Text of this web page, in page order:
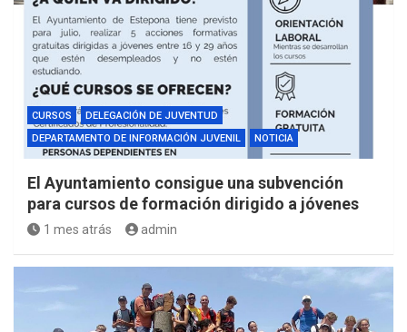
CURSOS
DELEGACIÓN DE JUVENTUD
DEPARTAMENTO DE INFORMACIÓN JUVENIL
NOTICIA
El Ayuntamiento consigue una subvención
para cursos de formación dirigido a jóvenes
1 mes atrás admin